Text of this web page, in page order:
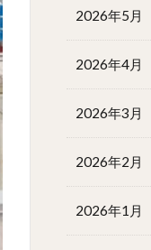
2026年5月
2026年4月
2026年3月
2026年2月
2026年1月